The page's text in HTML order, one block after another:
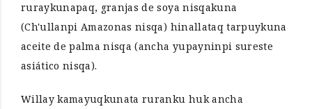
ruraykunapaq, granjas de soya nisqakuna
(Ch'ullanpi Amazonas nisqa) hinallataq tarpuykuna
aceite de palma nisqa (ancha yupayninpi sureste
asiático nisqa).
Willay kamayuqkunata ruranku huk ancha